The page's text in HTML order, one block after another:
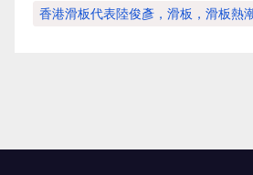
香港滑板代表陸俊彥，滑板，滑板熱